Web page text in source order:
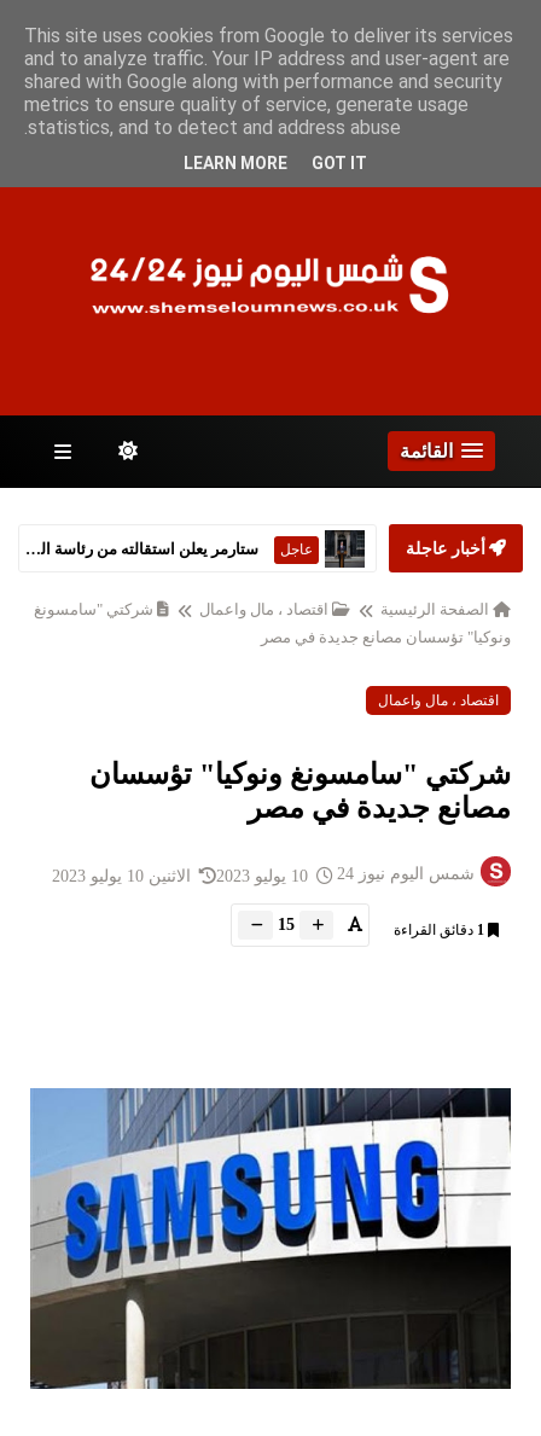
الخميس 6 أغسطس 2026
الصفحات
القائمة
أخبار عاجلة عاجل ستارمر يعلن استقالته من رئاسة الحكومة البريطانية
الصفحة الرئيسية اقتصاد ، مال واعمال
شركتي "سامسونغ
ونوكيا" تؤسسان مصانع جديدة في مصر
اقتصاد ، مال واعمال
شركتي "سامسونغ ونوكيا" تؤسسان
مصانع جديدة في مصر
شمس اليوم نيوز 24 الاثنين 10 يوليو 2023
1 دقائق القراءة 15
This site uses cookies from Google to deliver its services
and to analyze traffic. Your IP address and user-agent are
shared with Google along with performance and security
metrics to ensure quality of service, generate usage
statistics, and to detect and address abuse.
LEARN MORE GOT IT